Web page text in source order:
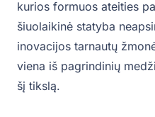
kurios formuos ateities
šiuolaikinė statyba
inovacijos tarnautų
viena iš pagrindinių
šį tikslą.